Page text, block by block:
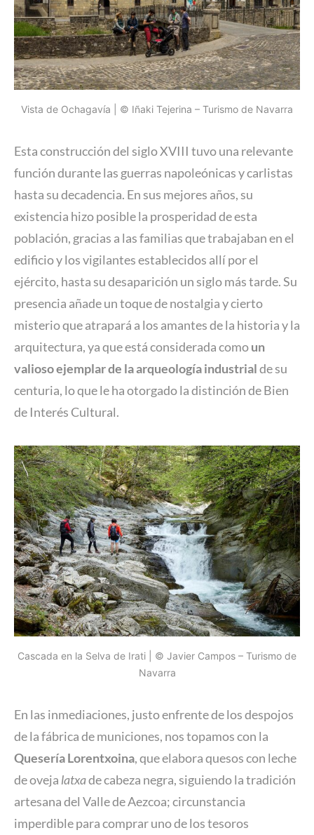
Vista de Ochagavía | © Iñaki Tejerina – Turismo de Navarra
Esta construcción del siglo XVIII tuvo una relevante
función durante las guerras napoleónicas y carlistas
hasta su decadencia. En sus mejores años, su
existencia hizo posible la prosperidad de esta
población, gracias a las familias que trabajaban en el
edificio y los vigilantes establecidos allí por el
ejército, hasta su desaparición un siglo más tarde. Su
presencia añade un toque de nostalgia y cierto
misterio que atrapará a los amantes de la historia y la
arquitectura, ya que está considerada comoun
valioso ejemplar de la arqueología industrialde su
centuria, lo que le ha otorgado la distinción de Bien
de Interés Cultural.
Cascada en la Selva de Irati | © Javier Campos – Turismo de
Navarra
En las inmediaciones, justo enfrente de los despojos
de la fábrica de municiones, nos topamos con la
Quesería Lorentxoina, que elabora quesos con leche
de oveja latxade cabeza negra, siguiendo la tradición
artesana del Valle de Aezcoa; circunstancia
imperdible para comprar uno de los tesoros